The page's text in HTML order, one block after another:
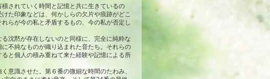
されていく時間と記憶と共に生きているの
た印象などは、何かしらの欠片や痕跡がどこ
らが今の私と矛盾するもの、今の私が否定し
沈黙が存在しないのと同様に、完全に純粋な
不純なものが織り込まれた音たち。それらの
と個人の積み重ねて来た経験や記憶による所
意識させた。第６番の微細な時間のたわみ、